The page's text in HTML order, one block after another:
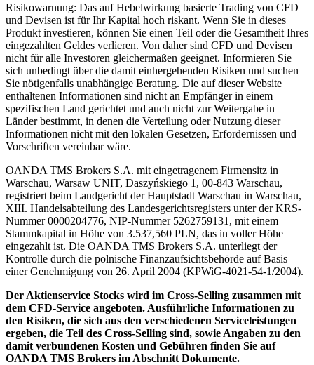
Risikowarnung: Das auf Hebelwirkung basierte Trading von CFD
und Devisen ist für Ihr Kapital hoch riskant. Wenn Sie in dieses
Produkt investieren, können Sie einen Teil oder die Gesamtheit Ihres
eingezahlten Geldes verlieren. Von daher sind CFD und Devisen
nicht für alle Investoren gleichermaßen geeignet. Informieren Sie
sich unbedingt über die damit einhergehenden Risiken und suchen
Sie nötigenfalls unabhängige Beratung. Die auf dieser Website
enthaltenen Informationen sind nicht an Empfänger in einem
spezifischen Land gerichtet und auch nicht zur Weitergabe in
Länder bestimmt, in denen die Verteilung oder Nutzung dieser
Informationen nicht mit den lokalen Gesetzen, Erfordernissen und
Vorschriften vereinbar wäre.
OANDA TMS Brokers S.A. mit eingetragenem Firmensitz in
Warschau, Warsaw UNIT, Daszyńskiego 1, 00-843 Warschau,
registriert beim Landgericht der Hauptstadt Warschau in Warschau,
XIII. Handelsabteilung des Landesgerichtsregisters unter der KRS-
Nummer 0000204776, NIP-Nummer 5262759131, mit einem
Stammkapital in Höhe von 3.537,560 PLN, das in voller Höhe
eingezahlt ist. Die OANDA TMS Brokers S.A. unterliegt der
Kontrolle durch die polnische Finanzaufsichtsbehörde auf Basis
einer Genehmigung von 26. April 2004 (KPWiG-4021-54-1/2004).
Der Aktienservice Stocks wird im Cross-Selling zusammen mit
dem CFD-Service angeboten. Ausführliche Informationen zu
den Risiken, die sich aus den verschiedenen Serviceleistungen
ergeben, die Teil des Cross-Selling sind, sowie Angaben zu den
damit verbundenen Kosten und Gebühren finden Sie auf
OANDA TMS Brokers im Abschnitt Dokumente.